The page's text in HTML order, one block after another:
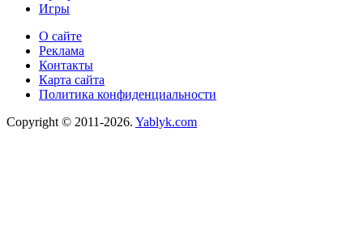
Игры
О сайте
Реклама
Контакты
Карта сайта
Политика конфиденциальности
Copyright © 2011-2026. Yablyk.сom